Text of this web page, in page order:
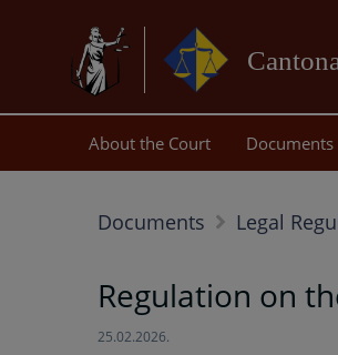
About the Court Documents
Documents Legal
Regulation on
25.02.2026.